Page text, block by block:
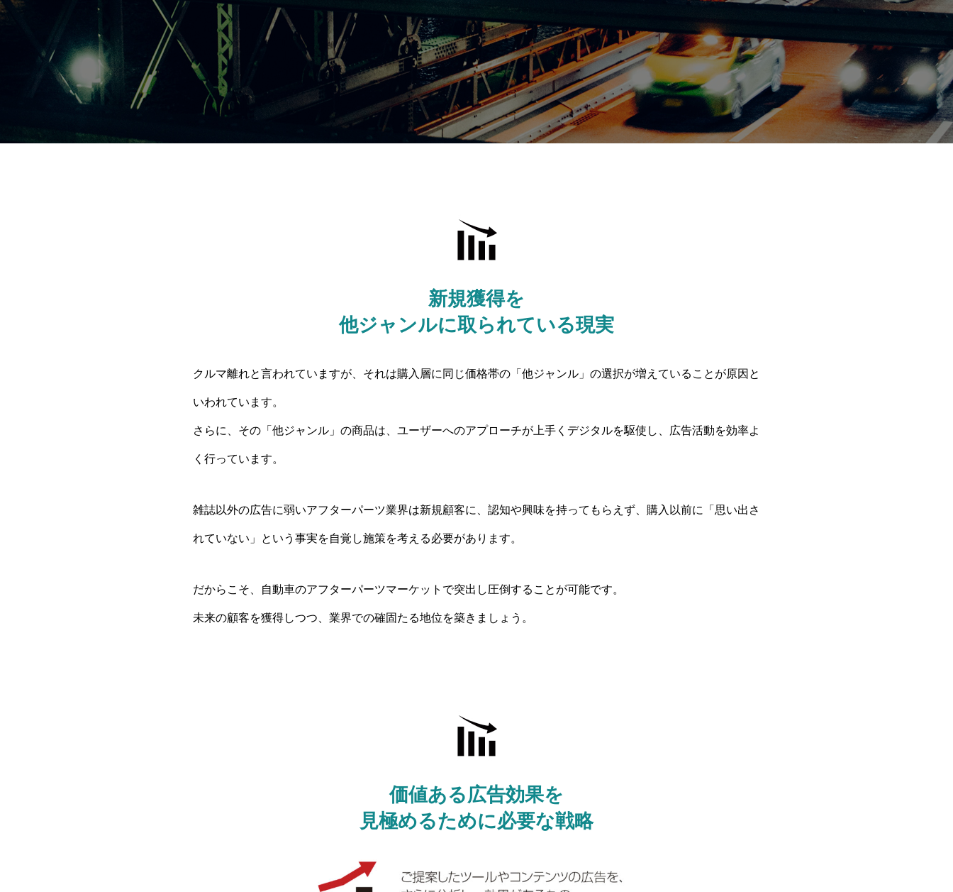
新規獲得を
他ジャンルに取られている現実
クルマ離れと言われていますが、それは購入層に同じ価格帯の「他ジャンル」の選択が増えていることが原因と
いわれています。
さらに、その「他ジャンル」の商品は、ユーザーへのアプローチが上手くデジタルを駆使し、広告活動を効率よ
く行っています。
雑誌以外の広告に弱いアフターパーツ業界は新規顧客に、認知や興味を持ってもらえず、購入以前に「思い出さ
れていない」という事実を自覚し施策を考える必要があります。
だからこそ、自動車のアフターパーツマーケットで突出し圧倒することが可能です。
未来の顧客を獲得しつつ、業界での確固たる地位を築きましょう。
価値ある広告効果を
見極めるために必要な戦略